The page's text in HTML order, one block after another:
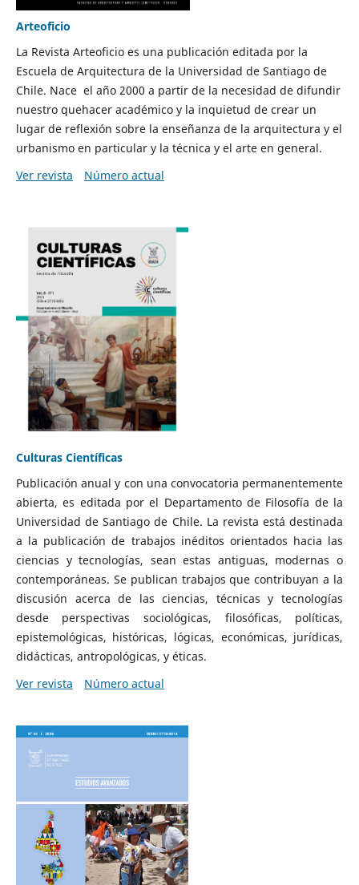
Arteoficio
La Revista Arteoficio es una publicación editada por la
Escuela de Arquitectura de la Universidad de Santiago de
Chile. Nace el año 2000 a partir de la necesidad de difundir
nuestro quehacer académico y la inquietud de crear un
lugar de reflexión sobre la enseñanza de la arquitectura y el
urbanismo en particular y la técnica y el arte en general.
Ver revista
Número actual
Culturas Científicas
Publicación anual y con una convocatoria permanentemente
abierta, es editada por el Departamento de Filosofía de la
Universidad de Santiago de Chile. La revista está destinada
a la publicación de trabajos inéditos orientados hacia las
ciencias y tecnologías, sean estas antiguas, modernas o
contemporáneas. Se publican trabajos que contribuyan a la
discusión acerca de las ciencias, técnicas y tecnologías
desde perspectivas sociológicas, filosóficas, políticas,
epistemológicas, históricas, lógicas, económicas, jurídicas,
didácticas, antropológicas, y éticas.
Ver revista
Número actual